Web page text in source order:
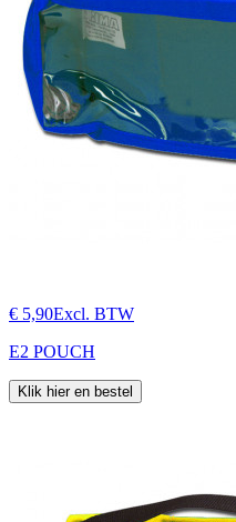
€ 5,90Excl. BTW
E2 POUCH
Klik hier en bestel